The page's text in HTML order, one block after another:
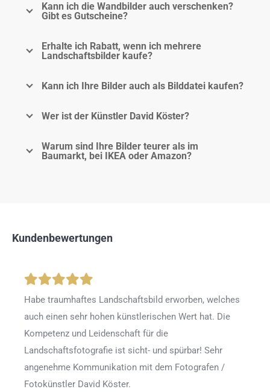
Kann ich die Wandbilder auch verschenken?
Gibt es Gutscheine?
Erhalte ich Rabatt, wenn ich mehrere
Landschaftsbilder kaufe?
Kann ich Ihre Bilder auch als Bilddatei kaufen?
Wer ist der Künstler David Köster?
Warum sind Ihre Bilder teurer als im
Baumarkt, bei IKEA oder Amazon?
Kundenbewertungen
Habe traumhaftes Landschaftsbild erworben, welches
auch einen sehr hohen künstlerischen Wert hat. Die
Kompetenz und Leidenschaft für die
Landschaftsfotografie ist sicht- und spürbar! Sehr
angenehme Kommunikation mit dem Fotografen /
Fotokünstler David Köster.